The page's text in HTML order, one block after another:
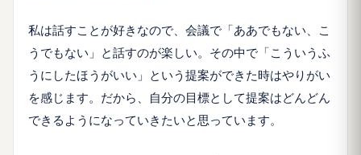
私は話すことが好きなので、会議で「ああでもない、こ
うでもない」と話すのが楽しい。その中で「こういうふ
うにしたほうがいい」という提案ができた時はやりがい
を感じます。だから、自分の目標として提案はどんどん
できるようになっていきたいと思っています。